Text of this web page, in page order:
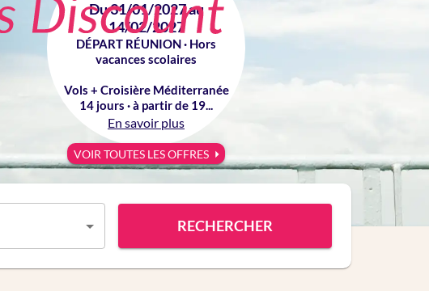
Du 31/01/2027 au
14/02/2027
DÉPART RÉUNION · Hors
vacances scolaires
Vols + Croisière Méditerranée
14 jours · à partir de 19...
En savoir plus
VOIR TOUTES LES OFFRES
RECHERCHER